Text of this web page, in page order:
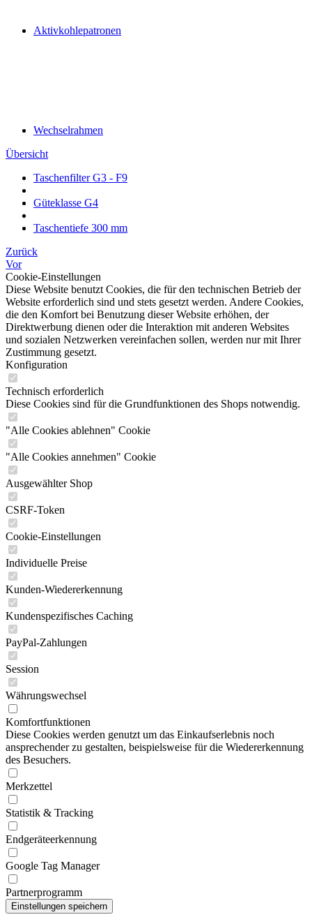
Aktivkohlepatronen
Wechselrahmen
Übersicht
Taschenfilter G3 - F9
Güteklasse G4
Taschentiefe 300 mm
Zurück
Vor
Cookie-Einstellungen
Diese Website benutzt Cookies, die für den technischen Betrieb der
Website erforderlich sind und stets gesetzt werden. Andere Cookies,
die den Komfort bei Benutzung dieser Website erhöhen, der
Direktwerbung dienen oder die Interaktion mit anderen Websites
und sozialen Netzwerken vereinfachen sollen, werden nur mit Ihrer
Zustimmung gesetzt.
Konfiguration
Technisch erforderlich
Diese Cookies sind für die Grundfunktionen des Shops notwendig.
"Alle Cookies ablehnen" Cookie
"Alle Cookies annehmen" Cookie
Ausgewählter Shop
CSRF-Token
Cookie-Einstellungen
Individuelle Preise
Kunden-Wiedererkennung
Kundenspezifisches Caching
PayPal-Zahlungen
Session
Währungswechsel
Komfortfunktionen
Diese Cookies werden genutzt um das Einkaufserlebnis noch
ansprechender zu gestalten, beispielsweise für die Wiedererkennung
des Besuchers.
Merkzettel
Statistik & Tracking
Endgeräteerkennung
Google Tag Manager
Partnerprogramm